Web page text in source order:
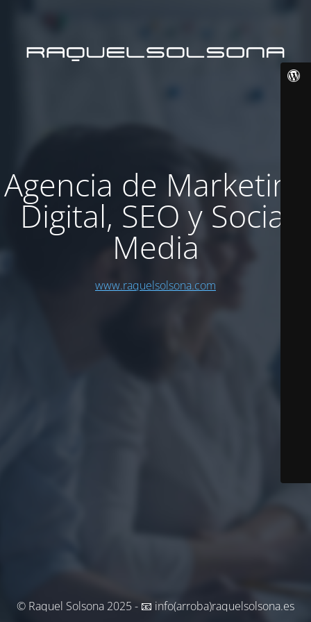
Agencia de Marketing
Digital, SEO y Social
Media
www.raquelsolsona.com
© Raquel Solsona 2025 - 📧 info(arroba)raquelsolsona.es